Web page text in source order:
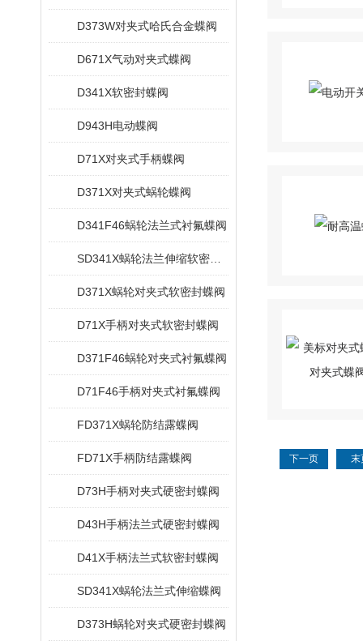
D373W对夹式哈氏合金蝶阀
D671X气动对夹式蝶阀
D341X软密封蝶阀
D943H电动蝶阀
D71X对夹式手柄蝶阀
D371X对夹式蜗轮蝶阀
D341F46蜗轮法兰式衬氟蝶阀
D371X蜗轮对夹式软密封蝶阀
D71X手柄对夹式软密封蝶阀
D371F46蜗轮对夹式衬氟蝶阀
D71F46手柄对夹式衬氟蝶阀
FD371X蜗轮防结露蝶阀
FD71X手柄防结露蝶阀
D73H手柄对夹式硬密封蝶阀
D43H手柄法兰式硬密封蝶阀
D41X手柄法兰式软密封蝶阀
SD341X蜗轮法兰式伸缩蝶阀
D373H蜗轮对夹式硬密封蝶阀
下一页 末